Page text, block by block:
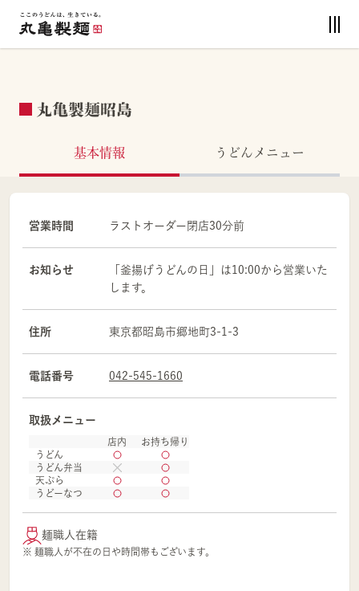
丸亀製麺昭島
基本情報 うどんメニュー
営業時間 ラストオーダー閉店30分前
お知らせ
「釜揚げうどんの日」は10:00から営業いた
します。
住所 東京都 昭島市郷地町3-1-3
電話番号 042-545-1660
取扱メニュー
店内
お持ち帰り
うどん
うどん弁当
天ぷら
うどーなつ
麺職人在籍
※ 麺職人が不在の日や時間帯もございます。